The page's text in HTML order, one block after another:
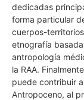
dedicadas
forma particular
cuerpos-
etnografía
antropología
la RAA.
puede contribuir
Antropoceno, al